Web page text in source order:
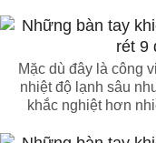
Mặc dù đây là công
nhiệt độ lạnh sâu
khắc nghiệt hơn